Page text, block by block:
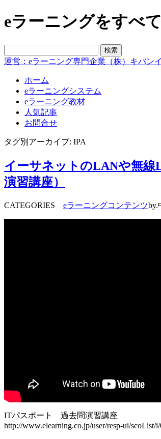
eラーニングをすべ
運営：eラーニング専門企業（株）キバン
ホーム
eラーニングシステム
eラーニング教材
人気記事
お問合せ
タグ別アーカイブ: IPA
イーサネットのLANや無
演習講座）
CATEGORIES eラーニングコンテンツby.
ITパスポート 過去問演習講座
http://www.elearning.co.jp/user/resp-ui/scoList/